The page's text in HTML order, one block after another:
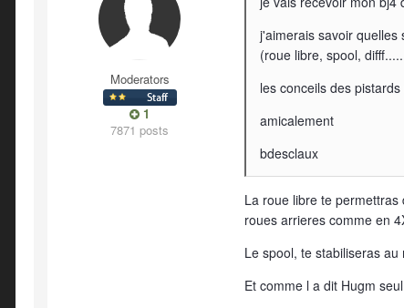
Moderators
1
7871 posts
j'aimerais savoir quelles
(roue libre, spool,
les conceils des
amicalement
bdesclaux
La roue libre te
roues arrieres comme en
Le spool, te stabiliseras
Et comme l a dit Hugm